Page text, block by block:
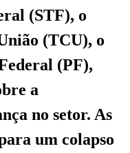
(STF), o
(TCU), o
(PF),
a
no setor. As
um colapso